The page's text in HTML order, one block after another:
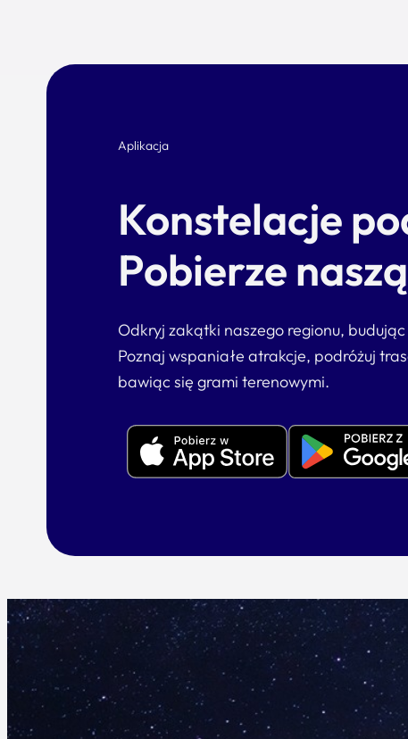
Aplikacja
Konstelacje
Pobierze
Odkryj zakątki naszego regionu,
Poznaj wspaniałe atrakcje, podróżuj
bawiąc się grami terenowymi.